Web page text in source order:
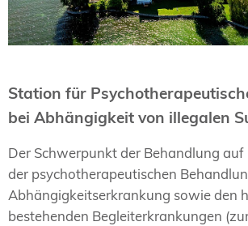
Station für
bei Abhängigkeit von illegalen
Der Schwerpunkt der Behandlung
der psychotherapeutischen
Abhängigkeitserkrankung sowie den
bestehenden Begleiterkrankungen